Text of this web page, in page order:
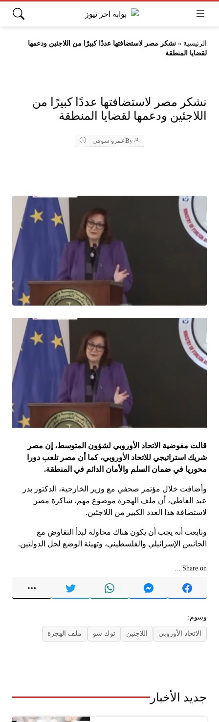
الرئيسية » نشكر مصر لاستضافتها عددًا كبيرًا من اللاجئين ودعمها
لقضايا المنطقة
نشكر مصر لاستضافتها عددًا كبيرًا من
اللاجئين ودعمها لقضايا المنطقة
Byعمرو شوقي
قالت مفوضية الاتحاد الأوروبي لشؤون المتوسط، إن مصر
شريك استراتيجي للاتحاد الأوروبي، كما أن مصر تلعب دورا
محوريا في ضمان السلم والأمان الدائم في المنطقة.
وأضافت خلال مؤتمر صحفي مع وزير الخارجية، الدكتور بدر
عبد العاطي، أن ملف الهجرة موضوع مهم، شاكرة مصر
لاستضافة هذا العدد الكبير من اللاجئين.
وتابعت أنه يجب أن يكون هناك محاولة لبدأ التفاوض مع
الجانبين الإسرائيلي والفلسطيني، وتهيئة الوضع لحل الدولتين.
Share on ...
وسوم:
الاتحاد الأوروبي اللاجئين توك شو ملف الهجرة
جديد الأخبار